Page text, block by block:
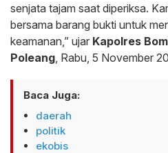
senjata tajam saat diperiksa.
bersama barang bukti untuk
keamanan,” ujar Kapolres
Poleang , Rabu, 5 November
Baca Juga:
daerah
politik
ekobis